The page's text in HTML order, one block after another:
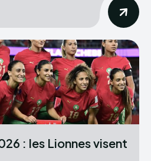
: les Lionnes visent